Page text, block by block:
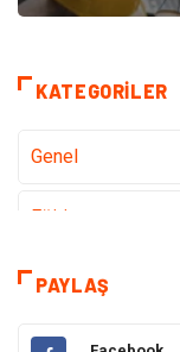
KATEGORILER
Genel
Eğitim
Dünya'dan Haberler
Müzik
PAYLAŞ